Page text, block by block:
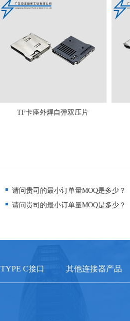
TF卡座外焊自弹双压片
请问贵司的最小订单量MOQ是多少？
请问贵司的最小订单量MOQ是多少？
TYPE C接口 其他连接器产品